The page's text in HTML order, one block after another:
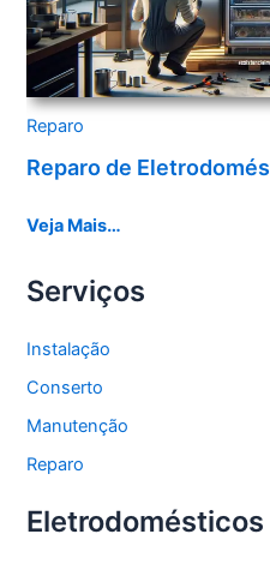
Reparo
Reparo de
Veja Mais…
Serviços
Instalação
Conserto
Manutenção
Reparo
Eletrodomésticos